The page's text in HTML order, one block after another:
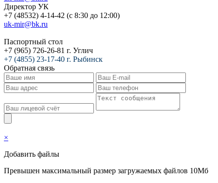
Директор УК
+7 (48532) 4-14-42 (с 8:30 до 12:00)
uk-mir@bk.ru
Паспортный стол
+7 (965) 726-26-81 г. Углич
+7 (4855) 23-17-40 г. Рыбинск
Обратная связь
×
Добавить файлы
Превышен максимальный размер загружаемых файлов 10Мб